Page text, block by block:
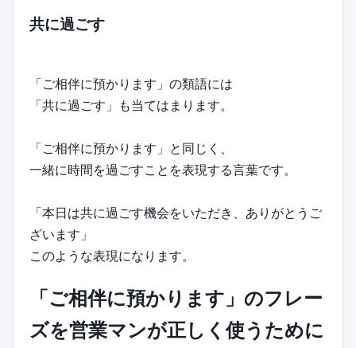
共に過ごす
「ご相伴に預かります」の類語には
「共に過ごす」も当てはまります。
「ご相伴に預かります」と同じく、
一緒に時間を過ごすことを表現する言葉です。
「本日は共に過ごす機会をいただき、ありがとうご
ざいます」
このような表現になります。
「ご相伴に預かります」のフレー
ズを営業マンが正しく使うために